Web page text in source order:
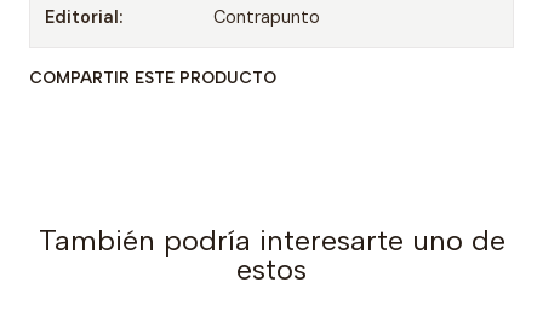
Editorial: Contrapunto
COMPARTIR ESTE PRODUCTO
También podría interesarte uno de
estos